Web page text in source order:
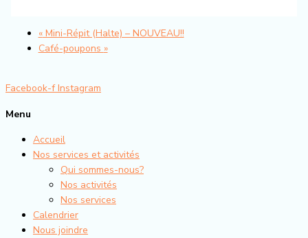
«Mini-Répit (Halte) – NOUVEAU!!
Café-poupons »
Facebook-f Instagram
Menu
Accueil
Nos services et activités
Qui sommes-nous?
Nos activités
Nos services
Calendrier
Nous joindre